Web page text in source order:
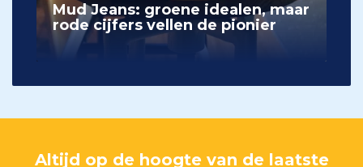
Mud Jeans: groene idealen, maar
rode cijfers vellen de pionier
Altijd op de hoogte van de laatste